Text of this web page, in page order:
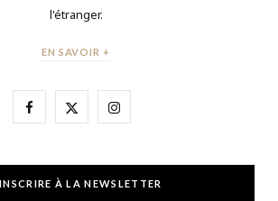
l'étranger.
EN SAVOIR +
F X I
À LA NEWSLETTER